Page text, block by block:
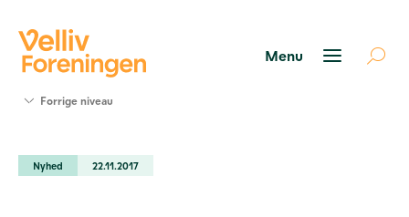
Værktøjer
Forrige niveau
Nyhed 22.11.2017